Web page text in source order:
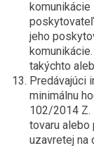
komunikácie
jeho
takýchto
Predávajúci
minimálnu
102/2014 Z.
tovaru
uzavretej na